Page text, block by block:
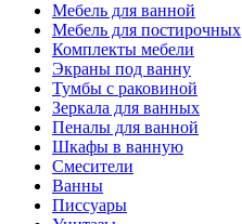
Мебель для ванной
Мебель для постирочных
Комплекты мебели
Экраны под ванну
Тумбы с раковиной
Зеркала для ванных
Пеналы для ванной
Шкафы в ванную
Смесители
Ванны
Писсуары